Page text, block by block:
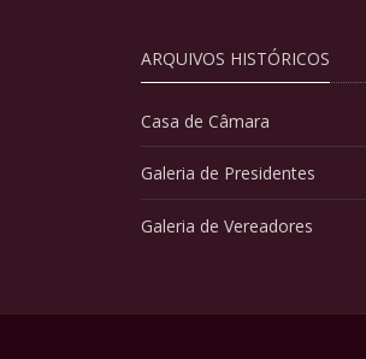
ARQUIVOS HISTÓRICOS
Casa de Câmara
Galeria de Presidentes
Galeria de Vereadores